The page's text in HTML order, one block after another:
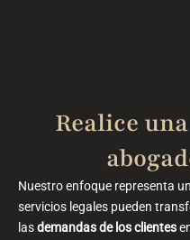
Realice
Nuestro enfoque representa
servicios legales pueden
lasdemandas de los clientes